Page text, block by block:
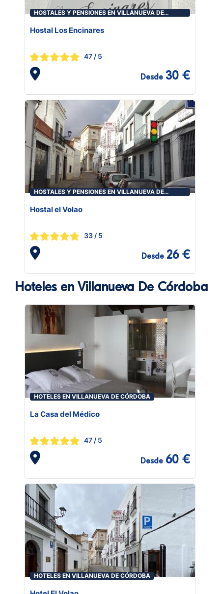
HOSTALES Y PENSIONES EN VILLANUEVA DE
Hostal Los Encinares
47 / 5
Desde 30 €
HOSTALES Y PENSIONES EN VILLANUEVA DE
Hostal el Volao
33 / 5
Desde 26 €
Hoteles en Villanueva De Córdoba
HOTELES EN VILLANUEVA DE CÓRDOBA
La Casa del Médico
47 / 5
Desde 60 €
HOTELES EN VILLANUEVA DE CÓRDOBA